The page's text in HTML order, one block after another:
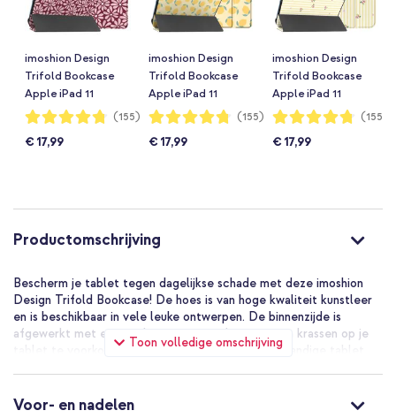
imoshion Design
Trifold Bookcase
Apple iPad 11
(2025) 11 inch A16 /
inch - Bloom Love
Waardering:
95%
(155)
€ 17,99
imoshion Design
Trifold Bookcase
Apple iPad 11
(2025) 11 inch A16 /
inch - Citrus Dream
Waardering:
95%
(155)
€ 17,99
imoshion Design
Trifold Bookcase
Apple iPad 11
(2025) 11 inch A16 /
inch - Garden
Waardering:
95%
(155)
€ 17,99
Productomschrijving
Toon volledige omschrijving
Bescherm je tablet tegen dagelijkse schade met deze imoshion
Design Trifold Bookcase! De hoes is van hoge kwaliteit kunstleer
en is beschikbaar in vele leuke ontwerpen. De binnenzijde is
afgewerkt met een zachte, microvezel voering om krassen op je
tablet te voorkomen. Van de voorflap kan je een handige tablet
Voor- en nadelen